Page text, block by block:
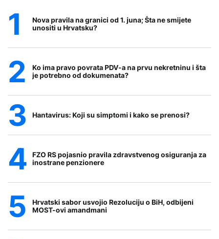
Nova pravila na granici od 1. juna; Šta ne smijete
unositi u Hrvatsku?
Ko ima pravo povrata PDV-a na prvu nekretninu i šta
je potrebno od dokumenata?
Hantavirus: Koji su simptomi i kako se prenosi?
FZO RS pojasnio pravila zdravstvenog osiguranja za
inostrane penzionere
Hrvatski sabor usvojio Rezoluciju o BiH, odbijeni
MOST-ovi amandmani